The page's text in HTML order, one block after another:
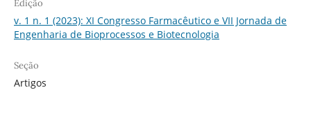
Edição
v. 1 n. 1 (2023): XI Congresso Farmacêutico e VII Jornada de
Engenharia de Bioprocessos e Biotecnologia
Seção
Artigos